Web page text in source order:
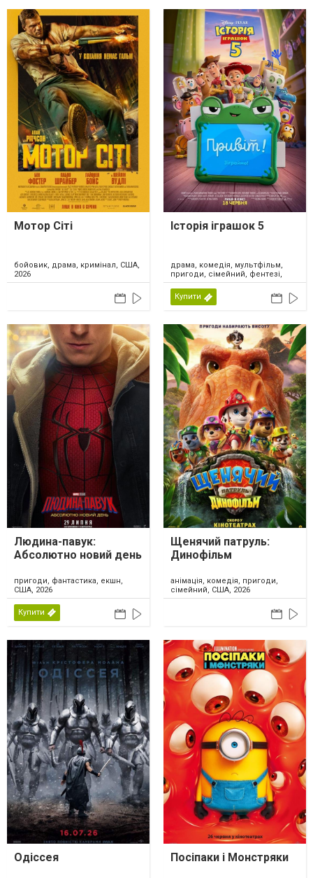
Мотор Сіті
бойовик, драма, кримінал, США,
2026
Історія іграшок 5
драма, комедія, мультфільм,
пригоди, сімейний, фентезі,
США, 2026
Купити
Людина-павук:
Абсолютно новий день
пригоди, фантастика, екшн,
США, 2026
Купити
Щенячий патруль:
Динофільм
анімація, комедія, пригоди,
сімейний, США, 2026
Одіссея Посіпаки і Монстряки